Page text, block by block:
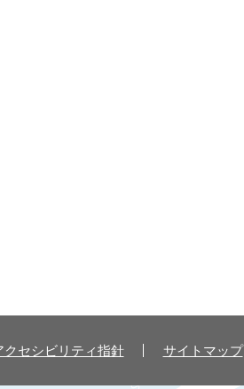
クセシビリティ指針 サイトマップ